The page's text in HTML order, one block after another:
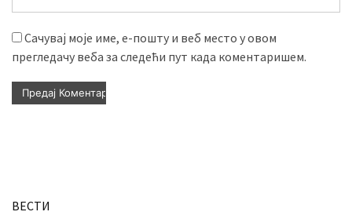
Сачувај моје име, е-пошту и веб место у овом
прегледачу веба за следећи пут када коментаришем.
ВЕСТИ